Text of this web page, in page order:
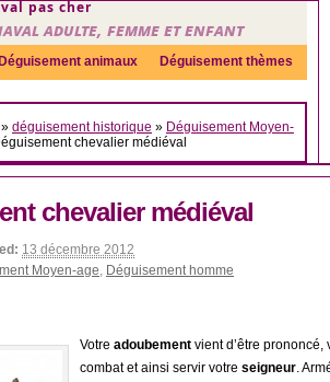
pas cher
adulte, femme et enfant
Déguisement animaux Déguisement thèmes
couple Déguisements par genre Idées
» déguisement historique » Déguisement Moyen-
chevalier médiéval
chevalier médiéval
13 décembre 2012
Moyen-age, Déguisement homme
Votre adoubement vient d’être
combat et ainsi servir votre seigneur.